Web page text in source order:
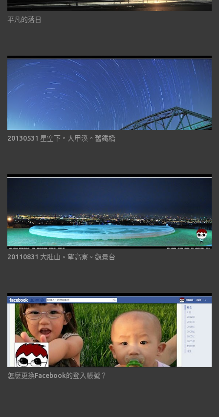
平凡的落日
20130531 星空下。大甲溪。舊鐵橋
20110831 大肚山。望高寮。觀景台
怎麼更換Facebook的登入帳號？